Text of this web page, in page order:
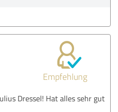
Empfehlung
Dressel! Hat alles sehr gut